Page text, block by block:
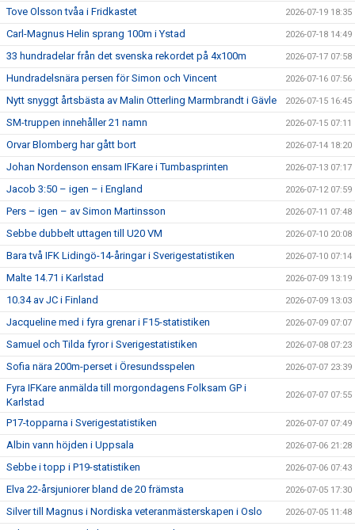
Tove Olsson tvåa i Fridkastet 2026-07-19 18:35
Carl-Magnus Helin sprang 100m i Ystad 2026-07-18 14:49
33 hundradelar från det svenska rekordet på 4x100m 2026-07-17 07:58
Hundradelsnära persen för Simon och Vincent 2026-07-16 07:56
Nytt snyggt årtsbästa av Malin Otterling Marmbrandt i Gävle 2026-07-15 16:45
SM-truppen innehåller 21 namn 2026-07-15 07:11
Orvar Blomberg har gått bort 2026-07-14 18:20
Johan Nordenson ensam IFKare i Tumbasprinten 2026-07-13 07:17
Jacob 3:50 – igen – i England 2026-07-12 07:59
Pers – igen – av Simon Martinsson 2026-07-11 07:48
Sebbe dubbelt uttagen till U20 VM 2026-07-10 20:08
Bara två IFK Lidingö-14-åringar i Sverigestatistiken 2026-07-10 07:14
Malte 14.71 i Karlstad 2026-07-09 13:19
10.34 av JC i Finland 2026-07-09 13:03
Jacqueline med i fyra grenar i F15-statistiken 2026-07-09 07:07
Samuel och Tilda fyror i Sverigestatistiken 2026-07-08 07:23
Sofia nära 200m-perset i Öresundsspelen 2026-07-07 23:39
Fyra IFKare anmälda till morgondagens Folksam GP i
Karlstad
2026-07-07 07:55
P17-topparna i Sverigestatistiken 2026-07-07 07:49
Albin vann höjden i Uppsala 2026-07-06 21:28
Sebbe i topp i P19-statistiken 2026-07-06 07:43
Elva 22-årsjuniorer bland de 20 främsta 2026-07-05 17:30
Silver till Magnus i Nordiska veteranmästerskapen i Oslo 2026-07-05 11:48